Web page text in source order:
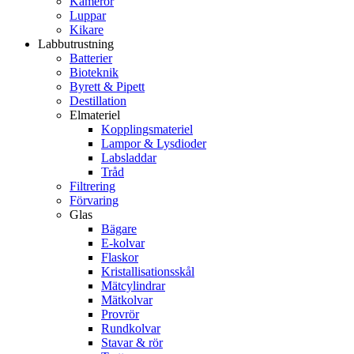
Luppar
Kikare
Labbutrustning
Batterier
Bioteknik
Byrett & Pipett
Destillation
Elmateriel
Kopplingsmateriel
Lampor & Lysdioder
Labsladdar
Tråd
Filtrering
Förvaring
Glas
Bägare
E-kolvar
Flaskor
Kristallisationsskål
Mätcylindrar
Mätkolvar
Provrör
Rundkolvar
Stavar & rör